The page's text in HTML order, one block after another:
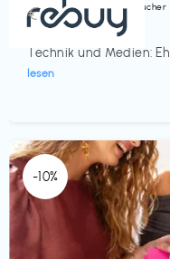
Bücher, Magazine & Hörbücher
rebuy
Technik und Medien:
lesen
€‎
-10%